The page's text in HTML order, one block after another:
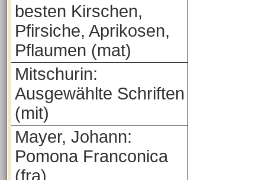
besten Kirschen,
Pfirsiche, Aprikosen,
Pflaumen (mat)
Mitschurin:
Ausgewählte Schriften
(mit)
Mayer, Johann:
Pomona Franconica
(fra)